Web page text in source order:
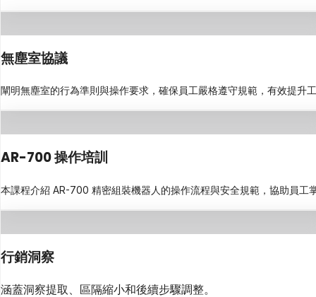
無塵室協議
闡明無塵室的行為準則與操作要求，確保員工嚴格遵守規範，有效提升
AR-700 操作培訓
本課程介紹 AR-700 精密組裝機器人的操作流程與安全規範，協助員工
行銷洞察
涵蓋洞察提取、區隔縮小和後續步驟調整。